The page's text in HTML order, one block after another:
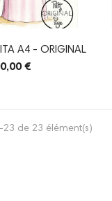
A4 - ORIGINAL
€
de 23 élément(s)